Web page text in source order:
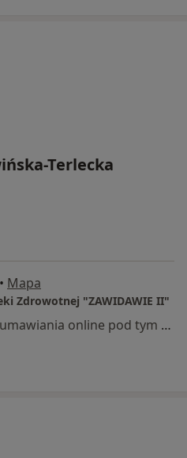
Terlecka
• Mapa
Zdrowotnej "ZAWIDAWIE II"
Specjalista nie oferuje umawiania online pod tym adresem.